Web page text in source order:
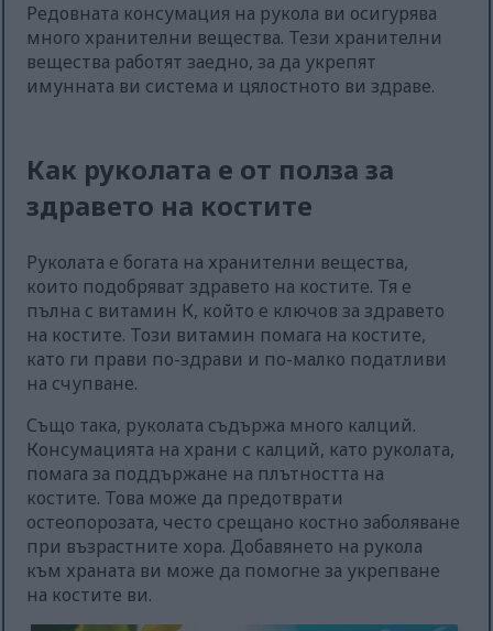
Редовната консумация на рукола ви осигурява
много хранителни вещества. Тези хранителни
вещества работят заедно, за да укрепят
имунната ви система и цялостното ви здраве.
Как руколата е от полза за
здравето на костите
Руколата е богата на хранителни вещества,
които подобряват здравето на костите. Тя е
пълна с витамин К, който е ключов за здравето
на костите. Този витамин помага на костите,
като ги прави по-здрави и по-малко податливи
на счупване.
Също така, руколата съдържа много калций.
Консумацията на храни с калций, като руколата,
помага за поддържане на плътността на
костите. Това може да предотврати
остеопорозата, често срещано костно заболяване
при възрастните хора. Добавянето на рукола
към храната ви може да помогне за укрепване
на костите ви.